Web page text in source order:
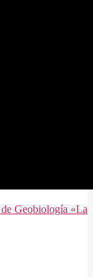
Geobiología «La